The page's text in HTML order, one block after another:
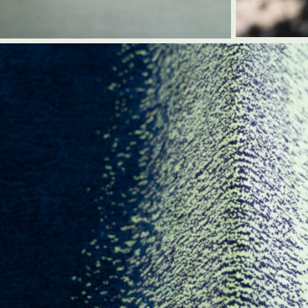
Bold dualities - Milan design week
PUBLICATIONS
Beaux Arts magazine - The Savoir-Faire N°2
Podcast : Together Women Rise by Cécile
RTBF - Le prix Jeunes artistes Maak &
Sabato - The 100 design